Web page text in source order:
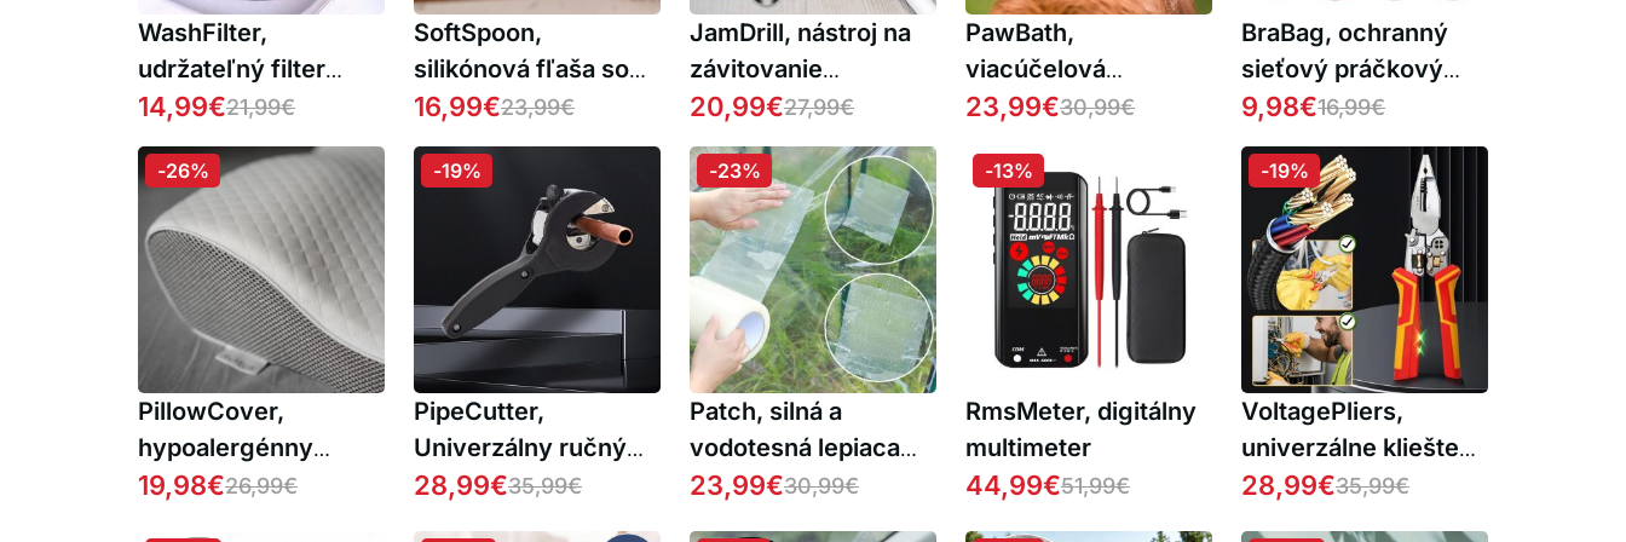
WashFilter,
udržateľný filter
vhodný pre každú
práčku
14,99€21,99€
SoftSpoon,
silikónová fľaša so
lyžičkou
16,99€23,99€
JamDrill, nástroj na
závitovanie
plastových
vodovodných rúr
20,99€27,99€
PawBath,
viacúčelová
masážna kefa na
zvierat
23,99€30,99€
BraBag, ochranný
sieťový práčkový
vak
9,98€16,99€
PillowCover,
hypoalergénny
poťah na vankúš
19,98€26,99€
-26%
PipeCutter,
Univerzálny ručný
rezák hadíc
28,99€35,99€
-19%
Patch, silná a
vodotesná lepiaca
fólia (30cm x 10m)
23,99€30,99€
-23%
RmsMeter, digitálny
multimeter
44,99€51,99€
-13%
VoltagePliers,
univerzálne kliešte
na elektrickú prácu s
28,99€35,99€
-19%